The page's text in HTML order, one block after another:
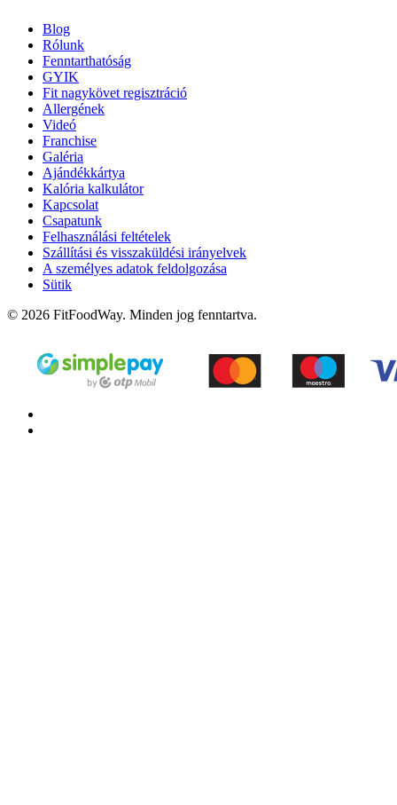
Blog
Rólunk
Fenntarthatóság
GYIK
Fit nagykövet regisztráció
Allergének
Videó
Franchise
Galéria
Ajándékkártya
Kalória kalkulátor
Kapcsolat
Csapatunk
Felhasználási feltételek
Szállítási és visszaküldési irányelvek
A személyes adatok feldolgozása
Sütik
© 2026 FitFoodWay. Minden jog fenntartva.